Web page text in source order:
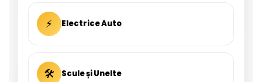
⚡ Electrice Auto
🛠 Scule și Unelte